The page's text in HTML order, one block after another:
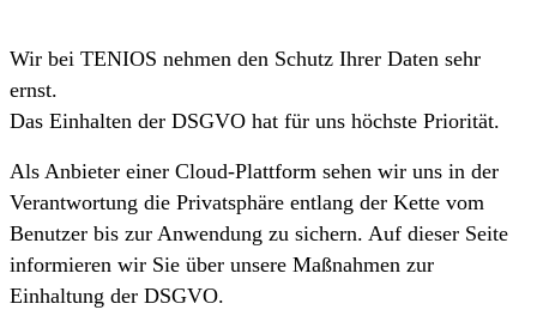
Wir bei TENIOS nehmen den Schutz Ihrer Daten sehr
ernst.
Das Einhalten der DSGVO hat für uns höchste Priorität.
Als Anbieter einer Cloud-Plattform sehen wir uns in der
Verantwortung die Privatsphäre entlang der Kette vom
Benutzer bis zur Anwendung zu sichern. Auf dieser Seite
informieren wir Sie über unsere Maßnahmen zur
Einhaltung der DSGVO.
Tenios Support